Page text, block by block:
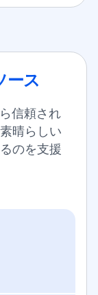
ース
信頼され
晴らしい
のを支援